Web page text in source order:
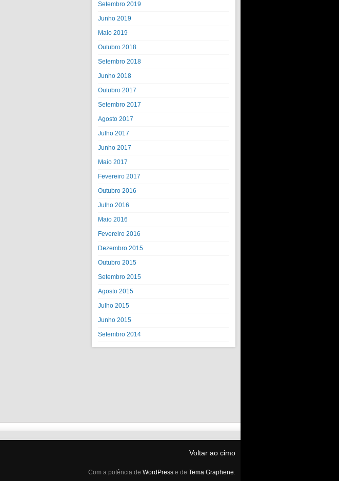
Setembro 2019
Junho 2019
Maio 2019
Outubro 2018
Setembro 2018
Junho 2018
Outubro 2017
Setembro 2017
Agosto 2017
Julho 2017
Junho 2017
Maio 2017
Fevereiro 2017
Outubro 2016
Julho 2016
Maio 2016
Fevereiro 2016
Dezembro 2015
Outubro 2015
Setembro 2015
Agosto 2015
Julho 2015
Junho 2015
Setembro 2014
Voltar ao cimo
Com a potência de WordPress e de Tema Graphene.